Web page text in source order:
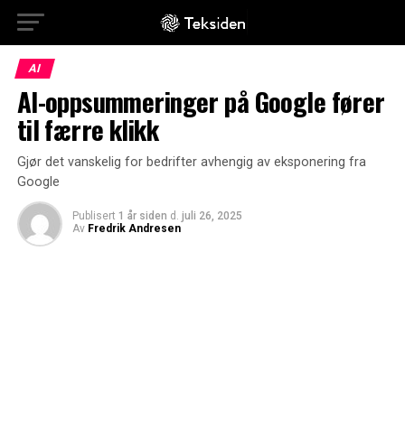
AI
AI-oppsummeringer på Google fører
til færre klikk
Gjør det vanskelig for bedrifter avhengig av eksponering fra
Google
Publisert 1 år siden d. juli 26, 2025
Av Fredrik Andresen